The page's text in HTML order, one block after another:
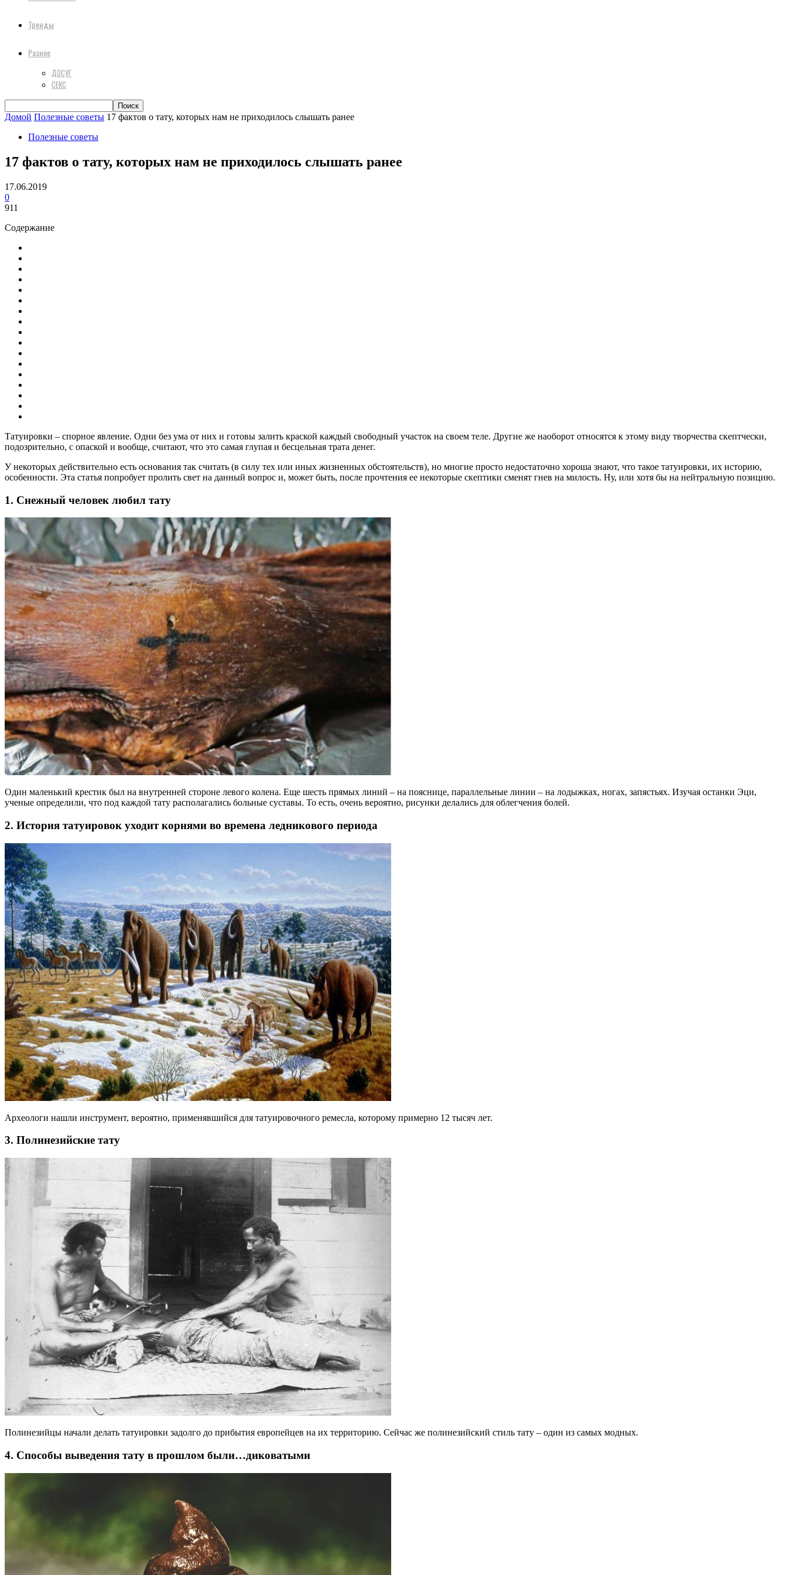
Тренды
Разное
ДОСУГ
СЕКС
Домой Полезные советы 17 фактов о тату, которых нам не приходилось слышать ранее
Полезные советы
17 фактов о тату, которых нам не приходилось слышать ранее
17.06.2019
0
911
Содержание
Татуировки – спорное явление. Одни без ума от них и готовы залить краской каждый свободный участок на своем теле. Другие же наоборот относятся к этому виду творчества скептчески,
подозрительно, с опаской и вообще, считают, что это самая глупая и бесцельная трата денег.
У некоторых действительно есть основания так считать (в силу тех или иных жизненных обстоятельств), но многие просто недостаточно хороша знают, что такое татуировки, их историю,
особенности. Эта статья попробует пролить свет на данный вопрос и, может быть, после прочтения ее некоторые скептики сменят гнев на милость. Ну, или хотя бы на нейтральную позицию.
1. Снежный человек любил тату
Один маленький крестик был на внутренней стороне левого колена. Еще шесть прямых линий – на пояснице, параллельные линии – на лодыжках, ногах, запястьях. Изучая останки Эци,
ученые определили, что под каждой тату располагались больные суставы. То есть, очень вероятно, рисунки делались для облегчения болей.
2. История татуировок уходит корнями во времена ледникового периода
Археологи нашли инструмент, вероятно, применявшийся для татуировочного ремесла, которому примерно 12 тысяч лет.
3. Полинезийские тату
Полинезийцы начали делать татуировки задолго до прибытия европейцев на их территорию. Сейчас же полинезийский стиль тату – один из самых модных.
4. Способы выведения тату в прошлом были…диковатыми